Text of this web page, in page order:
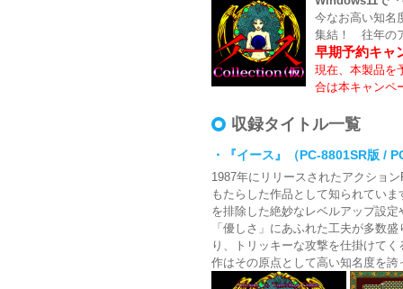
今なお高い知名
集結！ 往年の
早期予約キャ
現在、本製品を
合は本キャンペ
収録タイトル一覧
・『イース』（PC-8801SR版 /
1987年にリリースされたアクショ
もたらした作品として知られてい
を排除した絶妙なレベルアップ設
「優しさ」にあふれた工夫が多数
り、トリッキーな攻撃を仕掛けて
作はその原点として高い知名度を誇